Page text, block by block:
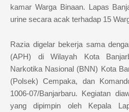
kamar Warga Binaan. Lapas
urine secara acak terhadap 15
Razia digelar bekerja sama
(APH) di Wilayah Kota
Narkotika Nasional (BNN) Kota
(Polsek) Cempaka, dan
1006-07/Banjarbaru. Kegiatan
yang dipimpin oleh Kepala